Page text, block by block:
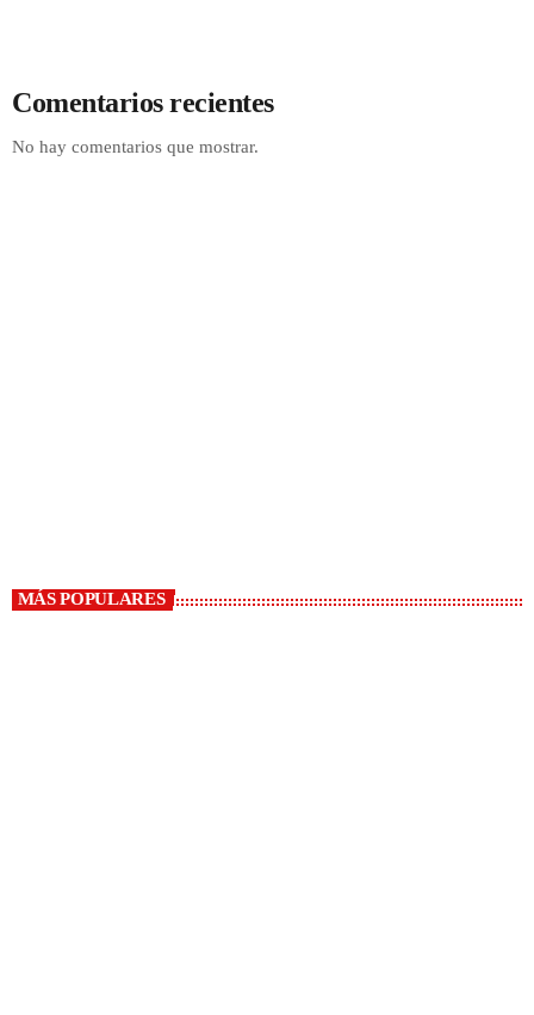
Comentarios recientes
No hay comentarios que mostrar.
MÁS POPULARES